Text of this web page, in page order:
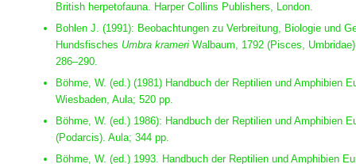
British herpetofauna. Harper Collins Publishers, London.
Bohlen J. (1991): Beobachtungen zu Verbreitung, Biologie und
Hundsfisches Umbra krameri Walbaum, 1792 (Pisces,
286–290.
Böhme, W. (ed.) (1981) Handbuch der Reptilien und Amphibien
Wiesbaden, Aula; 520 pp.
Böhme, W. (ed.) 1986): Handbuch der Reptilien und Amphibien
(Podarcis). Aula; 344 pp.
Böhme, W. (ed.) 1993. Handbuch der Reptilien und Amphibien